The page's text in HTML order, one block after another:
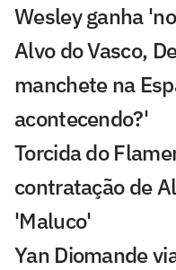
Wesley ganha
Alvo do Vasco,
manchete na
acontecendo?'
Torcida do
contratação de
'Maluco'
Yan Diomande